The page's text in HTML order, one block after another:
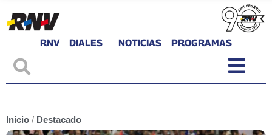
RNV DIALES NOTICIAS PROGRAMAS
Inicio / Destacado